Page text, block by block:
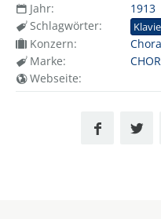
Jahr:
1913
Schlagwörter:
Konzern:
Marke:
Webseite: